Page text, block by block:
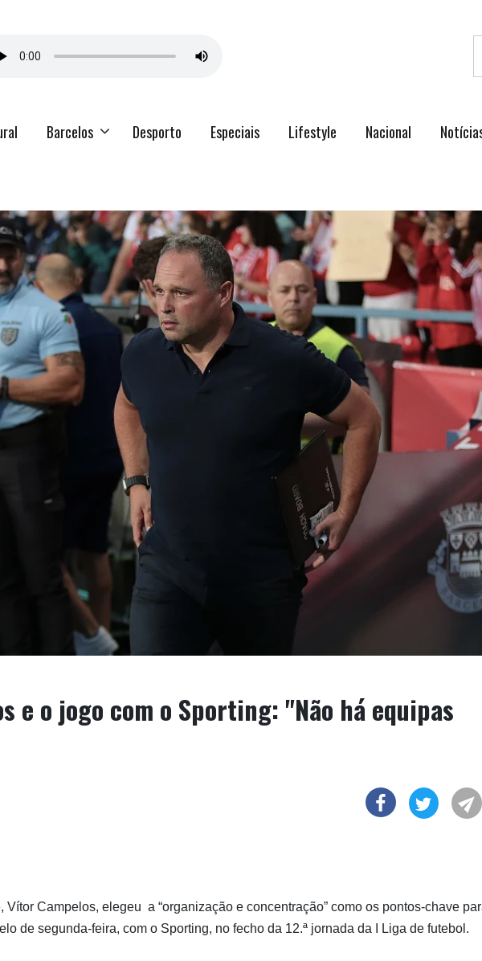
Barcelos Desporto Especiais Lifestyle Nacional
e o jogo com o Sporting: "Não há equipas
Vítor Campelos, elegeu a “organização e concentração” como os pontos-chave
de segunda-feira, com o Sporting, no fecho da 12.ª jornada da I Liga de futebol.